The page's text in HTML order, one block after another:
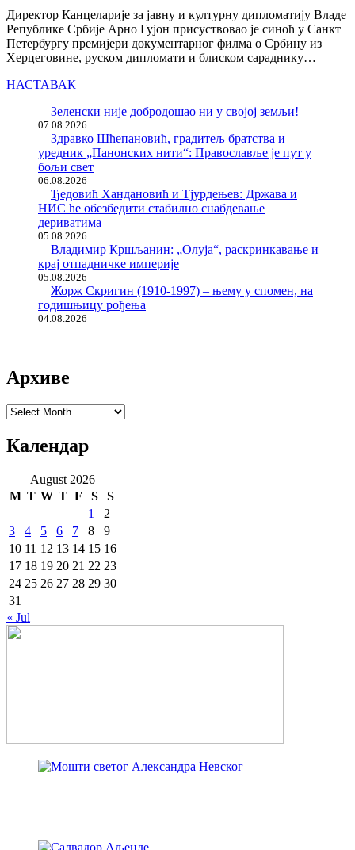
Директор Канцеларије за јавну и културну дипломатију Владе
Републике Србије Арно Гујон присуствовао је синоћ у Санкт
Петербургу премијери документарног филма о Србину из
Херцеговине, руском дипломати и блиском сараднику…
НАСТАВАК
Зеленски није добродошао ни у својој земљи!
07.08.2026
Здравко Шћепановић, градитељ братства и
уредник „Панонских нити“: Православље је пут у
бољи свет
06.08.2026
Ђедовић Хандановић и Тјурдењев: Држава и
НИС ће обезбедити стабилно снабдевање
дериватима
05.08.2026
Владимир Кршљанин: „Олуја“, раскринкавање и
крај отпадничке империје
05.08.2026
Жорж Скригин (1910-1997) – њему у спомен, на
годишњицу рођења
04.08.2026
Архиве
Архиве
Календар
August 2026
M T W T F S
S
1
2
3
4 5 6 7 8
9
10 11 12 13 14 15 16
17 18 19 20 21 22 23
24 25 26 27 28 29 30
31
« Jul